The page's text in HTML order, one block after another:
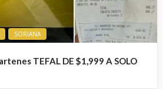
SORIANA
TEFAL DE $1,999 A SOLO